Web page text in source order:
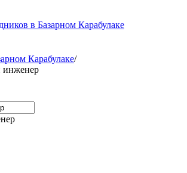
в Базарном Карабулаке
Карабулаке/
инженер